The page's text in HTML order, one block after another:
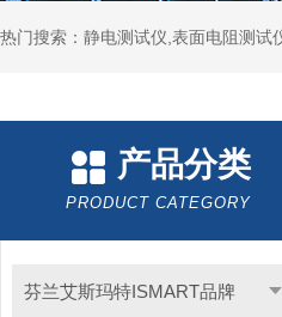
热门搜索：静电测试仪,表面电阻测试
产品分类
PRODUCT CATEGORY
芬兰艾斯玛特ISMART品牌